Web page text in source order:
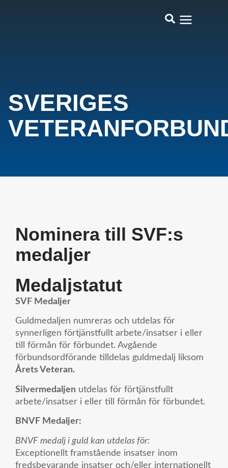
SVERIGES
Nominera till SVF:s
medaljer
Medaljstatut
SVF Medaljer
Guldmedaljen numreras och utdelas för
synnerligen förtjänstfullt arbete/insatser i eller
till förmån för förbundet. Avgående
förbundsordförande tilldelas guldmedalj liksom
Årets Veteran.
Silvermedaljen utdelas för förtjänstfullt
arbete/insatser i eller till förmån för förbundet.
BNVF Medaljer:
BNVF medalj i guld kan utdelas för:
Exceptionellt framstående insatser inom
fredsbevarande insatser och/eller internationellt